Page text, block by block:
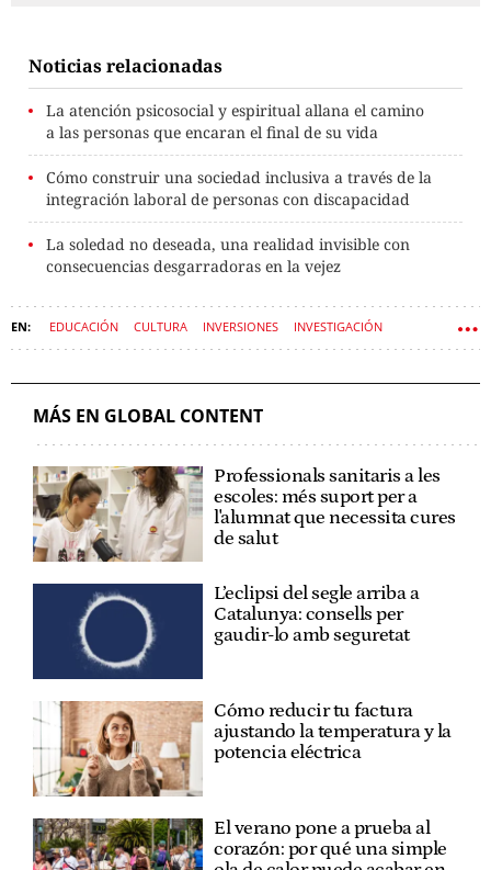
Noticias relacionadas
La atención psicosocial y espiritual allana el camino
a las personas que encaran el final de su vida
Cómo construir una sociedad inclusiva a través de la
integración laboral de personas con discapacidad
La soledad no deseada, una realidad invisible con
consecuencias desgarradoras en la vejez
EDUCACIÓN CULTURA INVERSIONES INVESTIGACIÓN
MÁS EN GLOBAL CONTENT
Professionals sanitaris a les
escoles: més suport per a
l'alumnat que necessita cures
de salut
L’eclipsi del segle arriba a
Catalunya: consells per
gaudir-lo amb seguretat
Cómo reducir tu factura
ajustando la temperatura y la
potencia eléctrica
El verano pone a prueba al
corazón: por qué una simple